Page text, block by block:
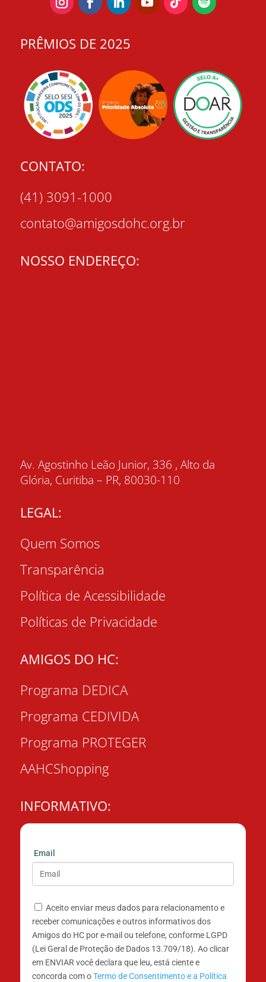
PRÊMIOS DE 2025
CONTATO:
(41) 3091-1000
contato@amigosdohc.org.br
NOSSO ENDEREÇO:
Av. Agostinho Leão Junior, 336 , Alto da
Glória, Curitiba – PR, 80030-110
LEGAL:
Quem Somos
Transparência
Política de Acessibilidade
Políticas de Privacidade
AMIGOS DO HC:
Programa DEDICA
Programa CEDIVIDA
Programa PROTEGER
AAHCShopping
INFORMATIVO:
Email
Aceito enviar meus dados para relacionamento e
receber comunicações e outros informativos dos
Amigos do HC por e-mail ou telefone, conforme LGPD
(Lei Geral de Proteção de Dados 13.709/18). Ao clicar
em ENVIAR você declara que leu, está ciente e
concorda com oTermo de Consentimento e a Política